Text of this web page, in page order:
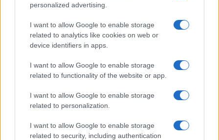
personalized advertising.
I want to allow Google to enable storage
related to analytics like cookies on web or
device identifiers in apps.
I want to allow Google to enable storage
related to functionality of the website or app.
I want to allow Google to enable storage
related to personalization.
I want to allow Google to enable storage
related to security, including authentication
invita il visitatore a vivereun’esperienza
immersiva nella natura e nell’arte
quotidiano e favorire una riconnessione con ciò
che è essenziale: da un lato l’elevazione dello
spirito attraverso l’estetica delle opere, dall’altro il
ritorno alla dimensione terrestre e vitale della
botanica autoctona.